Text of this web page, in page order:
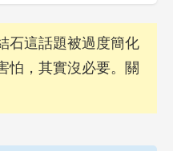
石這話題被過度簡化
怕，其實沒必要。關